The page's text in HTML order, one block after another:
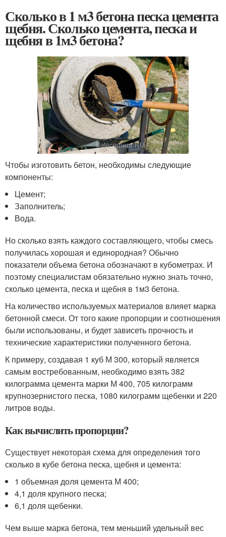
Сколько в 1 м3 бетона песка цемента
щебня. Сколько цемента, песка и
щебня в 1м3 бетона?
Чтобы изготовить бетон, необходимы следующие
компоненты:
Цемент;
Заполнитель;
Вода.
Но сколько взять каждого составляющего, чтобы смесь
получилась хорошая и единородная? Обычно
показатели объема бетона обозначают в кубометрах. И
поэтому специалистам обязательно нужно знать точно,
сколько цемента, песка и щебня в 1м3 бетона.
На количество используемых материалов влияет марка
бетонной смеси. От того какие пропорции и соотношения
были использованы, и будет зависеть прочность и
технические характеристики полученного бетона.
К примеру, создавая 1 куб М 300, который является
самым востребованным, необходимо взять 382
килограмма цемента марки М 400, 705 килограмм
крупнозернистого песка, 1080 килограмм щебенки и 220
литров воды.
Как вычислить пропорции?
Существует некоторая схема для определения того
сколько в кубе бетона песка, щебня и цемента:
1 объемная доля цемента М 400;
4,1 доля крупного песка;
6,1 доля щебенки.
Чем выше марка бетона, тем меньший удельный вес